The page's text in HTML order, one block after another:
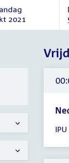
2021
-